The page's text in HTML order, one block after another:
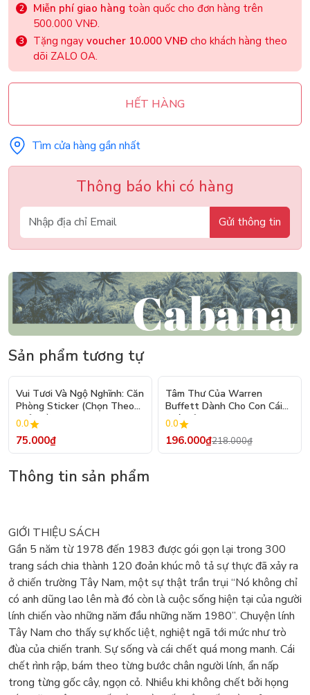
Miễn phí giao hàng toàn quốc cho đơn hàng trên
500.000 VNĐ.
Tặng ngay voucher 10.000 VNĐ cho khách hàng theo
dõi ZALO OA.
HẾT HÀNG
Tìm cửa hàng gần nhất
Thông báo khi có hàng
Gửi thông tin
Sản phẩm tương tự
Vui Tươi Và Ngộ Nghĩnh: Căn
Phòng Sticker (Chọn Theo
Chủ Đề) - Hơn 250 Sticker
0.0
75.000₫
Tâm Thư Của Warren
Buffett Dành Cho Con Cái
(Tái Bản 2026)
0.0
196.000₫218.000₫
Thông tin sản phẩm
GIỚI THIỆU SÁCH
Gần 5 năm từ 1978 đến 1983 được gói gọn lại trong 300
trang sách chia thành 120 đoản khúc mô tả sự thực đã xảy ra
ở chiến trường Tây Nam, một sự thật trần trụi “Nó không chỉ
có anh dũng lao lên mà đó còn là cuộc sống hiện tại của người
lính chiến vào những năm đầu những năm 1980”. Chuyện lính
Tây Nam cho thấy sự khốc liệt, nghiệt ngã tới mức như trò
đùa của chiến tranh. Sự sống và cái chết quá mong manh. Cái
chết rình rập, bám theo từng bước chân người lính, ẩn nấp
trong từng gốc cây, ngọn cỏ. Nhiều khi không chết bởi họng